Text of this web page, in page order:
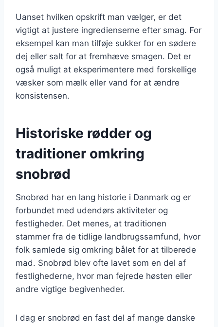
Uanset hvilken opskrift man vælger, er det
vigtigt at justere ingredienserne efter smag. For
eksempel kan man tilføje sukker for en sødere
dej eller salt for at fremhæve smagen. Det er
også muligt at eksperimentere med forskellige
væsker som mælk eller vand for at ændre
konsistensen.
Historiske rødder og
traditioner omkring
snobrød
Snobrød har en lang historie i Danmark og er
forbundet med udendørs aktiviteter og
festligheder. Det menes, at traditionen
stammer fra de tidlige landbrugssamfund, hvor
folk samlede sig omkring bålet for at tilberede
mad. Snobrød blev ofte lavet som en del af
festlighederne, hvor man fejrede høsten eller
andre vigtige begivenheder.
I dag er snobrød en fast del af mange danske